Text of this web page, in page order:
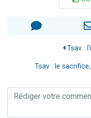
Tsav :
Tsav : le